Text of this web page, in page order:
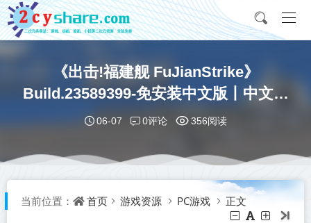
《出击!福建舰 FuJianStrike》
Build.23589399-免安装中文版丨中文版
网盘下载
06-07 0评论 356阅读
当前位置： 首页 游戏资源 PC游戏 正文